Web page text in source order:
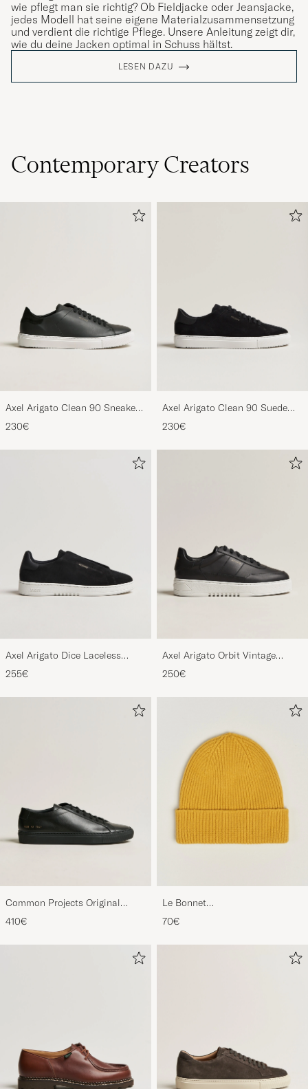
wie pflegt man sie richtig? Ob Fieldjacke oder Jeansjacke,
jedes Modell hat seine eigene Materialzusammensetzung
und verdient die richtige Pflege. Unsere Anleitung zeigt dir,
wie du deine Jacken optimal in Schuss hältst.
LESEN DAZU
Contemporary Creators
Axel Arigato Clean 90 Sneaker
Black
230€
Axel Arigato Clean 90 Suede
Sneaker Black
230€
Axel Arigato Dice Laceless
Suede Sneaker Black
255€
Axel Arigato Orbit Vintage
Sneaker Black
250€
Common Projects Original
Achilles Sneaker Black
410€
Le Bonnet
Lambswool/Caregora Beanie
Mustard
70€